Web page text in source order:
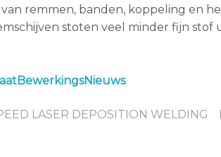
remmen, banden, koppeling en
stoten veel minder fijn stof
.
LASER DEPOSITION WELDING